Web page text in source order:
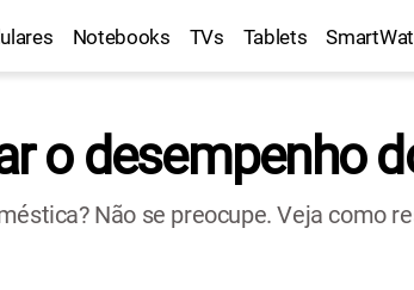
Notebooks TVs Tablets
o desempenho
Não se preocupe. Veja como